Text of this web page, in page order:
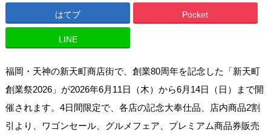
はてブ Pocket
LINE
福岡・天神の新天町商店街で、創業80周年を記念した「新天町
創業祭2026」が2026年6月11日（木）から6月14日（日）まで開
催されます。4日間限定で、各店の記念大奉仕品、店内商品2割
引より、ワゴンセール、グルメフェア、プレミアム商品券販売